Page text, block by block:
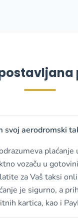
svoj aerodromski
plaćanje
vozaču u
za Vaš taksi
je sigurno, a
kartica, kao i